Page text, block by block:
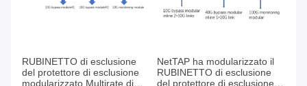
RUBINETTO di esclusione
del protettore di esclusione
modularizzato Multirate di
NetTAP ha modularizzato il
RUBINETTO di esclusione
del protettore di esclusione